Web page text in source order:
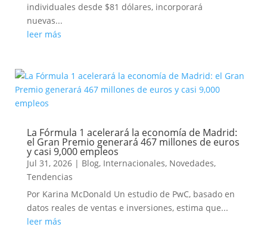
individuales desde $81 dólares, incorporará
nuevas...
leer más
La Fórmula 1 acelerará la economía de Madrid:
el Gran Premio generará 467 millones de euros
y casi 9,000 empleos
Jul 31, 2026| Blog, Internacionales, Novedades,
Tendencias
Por Karina McDonald Un estudio de PwC, basado en
datos reales de ventas e inversiones, estima que...
leer más